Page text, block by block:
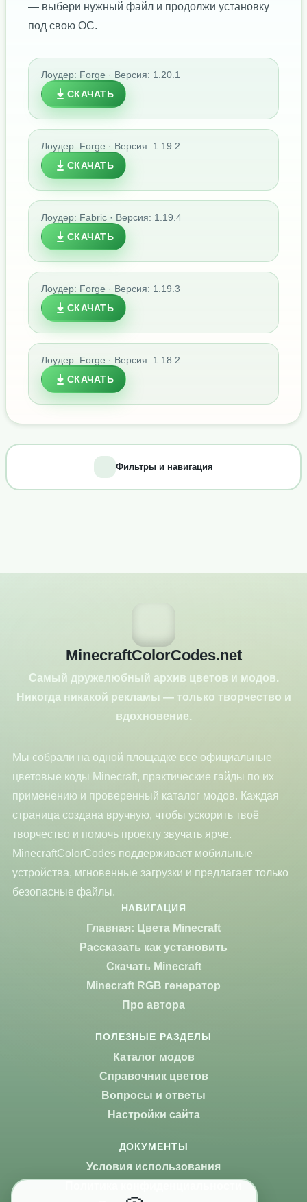
— выбери нужный файл и продолжи установку
под свою ОС.
Лоудер: Forge · Версия: 1.20.1
СКАЧАТЬ
Лоудер: Forge · Версия: 1.19.2
СКАЧАТЬ
Лоудер: Fabric · Версия: 1.19.4
СКАЧАТЬ
Лоудер: Forge · Версия: 1.19.3
СКАЧАТЬ
Лоудер: Forge · Версия: 1.18.2
СКАЧАТЬ
Фильтры и навигация
MinecraftColorCodes.net
Самый дружелюбный архив цветов и модов.
Никогда никакой рекламы — только творчество и
вдохновение.
Мы собрали на одной площадке все официальные
цветовые коды Minecraft, практические гайды по их
применению и проверенный каталог модов. Каждая
страница создана вручную, чтобы ускорить твоё
творчество и помочь проекту звучать ярче.
MinecraftColorCodes поддерживает мобильные
устройства, мгновенные загрузки и предлагает только
безопасные файлы.
НАВИГАЦИЯ
Главная: Цвета Minecraft
Рассказать как установить
Скачать Minecraft
Minecraft RGB генератор
Про автора
ПОЛЕЗНЫЕ РАЗДЕЛЫ
Каталог модов
Справочник цветов
Вопросы и ответы
Настройки сайта
ДОКУМЕНТЫ
Условия использования